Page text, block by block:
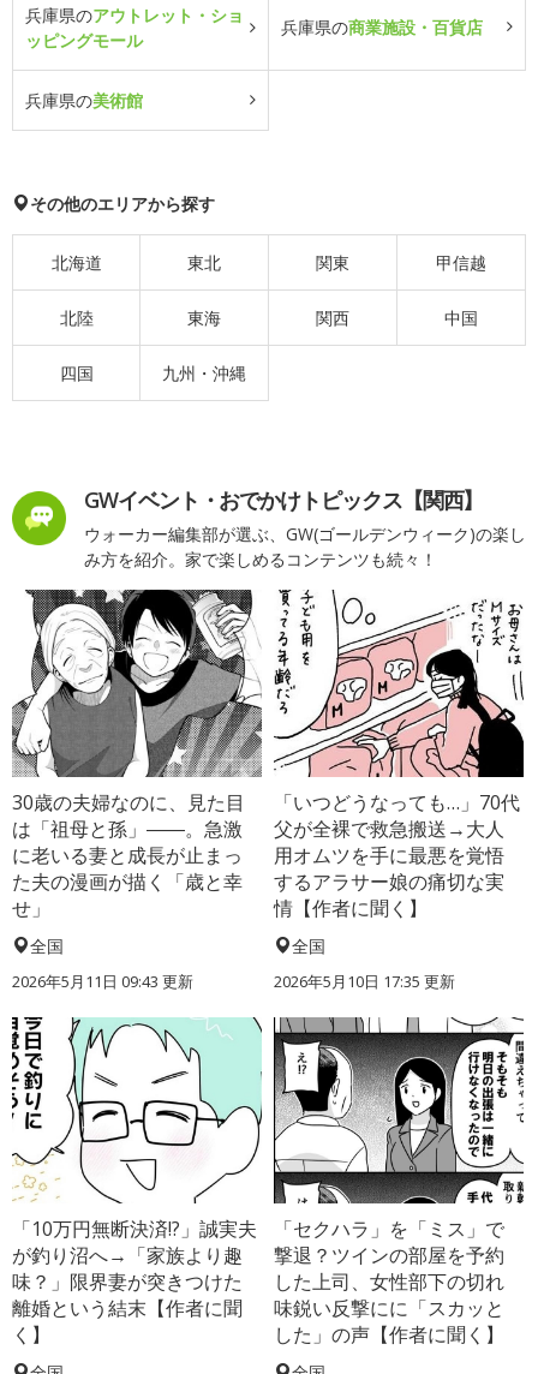
兵庫県のアウトレット・ショ
ッピングモール
兵庫県の商業施設・百貨店
兵庫県の美術館
その他のエリアから探す
北海道 東北 関東 甲信越
北陸 東海 関西 中国
四国 九州・沖縄
GWイベント・おでかけトピックス【関西】
ウォーカー編集部が選ぶ、GW(ゴールデンウィーク)の楽し
み方を紹介。家で楽しめるコンテンツも続々！
30歳の夫婦なのに、見た目
は「祖母と孫」――。急激
に老いる妻と成長が止まっ
た夫の漫画が描く「歳と幸
せ」
全国
2026年5月11日 09:43 更新
「いつどうなっても…」70代
父が全裸で救急搬送→大人
用オムツを手に最悪を覚悟
するアラサー娘の痛切な実
情【作者に聞く】
全国
2026年5月10日 17:35 更新
「10万円無断決済!?」誠実夫
が釣り沼へ→「家族より趣
味？」限界妻が突きつけた
離婚という結末【作者に聞
く】
「セクハラ」を「ミス」で
撃退？ツインの部屋を予約
した上司、女性部下の切れ
味鋭い反撃にに「スカッと
した」の声【作者に聞く】